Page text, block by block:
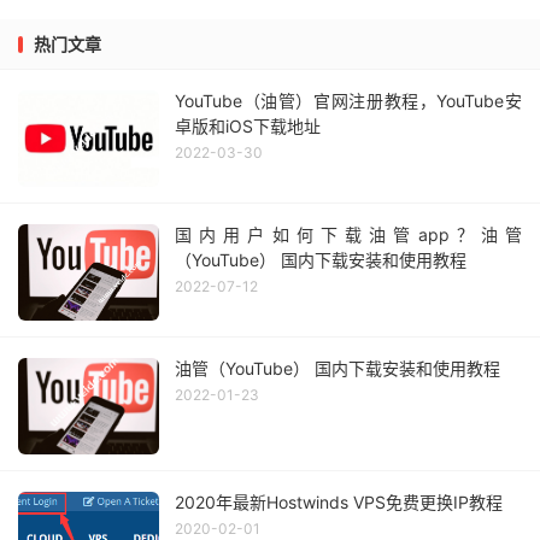
热门文章
YouTube（油管）官网注册教程，YouTube安
卓版和iOS下载地址
2022-03-30
国内用户如何下载油管app？油管
（YouTube） 国内下载安装和使用教程
2022-07-12
油管（YouTube） 国内下载安装和使用教程
2022-01-23
2020年最新Hostwinds VPS免费更换IP教程
2020-02-01